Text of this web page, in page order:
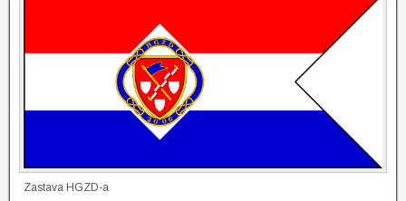
Zastava HGZD-a